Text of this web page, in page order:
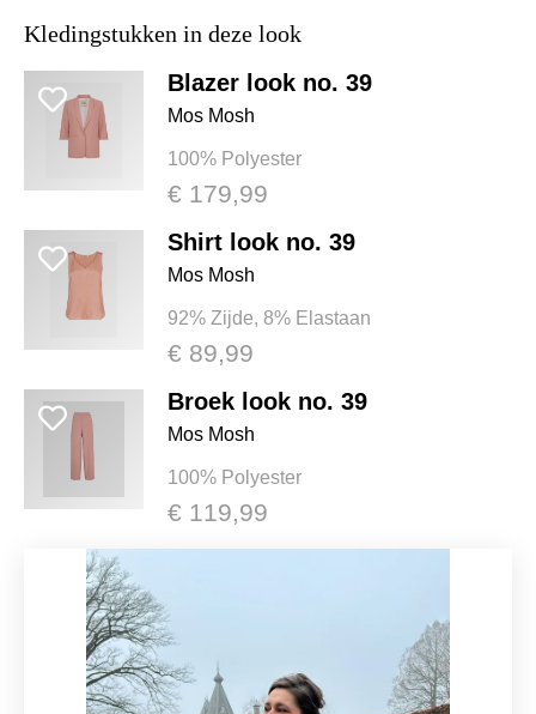
Kledingstukken in deze look
Blazer look no. 39
Mos Mosh
100% Polyester
€ 179,99
Shirt look no. 39
Mos Mosh
92% Zijde, 8% Elastaan
€ 89,99
Broek look no. 39
Mos Mosh
100% Polyester
€ 119,99